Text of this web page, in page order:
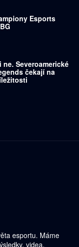
Esports
Severoamerické
čekají na
esportu. Máme
videa.